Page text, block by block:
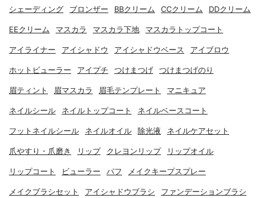
シェーディング ブロンザー BBクリーム CCクリーム DDクリーム
EEクリーム マスカラ マスカラ下地 マスカラトップコート
アイライナー アイシャドウ アイシャドウベース アイブロウ
ホットビューラー アイプチ つけまつげ つけまつげのり
眉ティント 眉マスカラ 眉毛テンプレート マニキュア
ネイルシール ネイルトップコート ネイルベースコート
フットネイルシール ネイルオイル 除光液 ネイルケアセット
爪やすり・爪磨き リップ クレヨンリップ リップオイル
リップコート ビューラー パフ メイクキープスプレー
メイクブラシセット アイシャドウブラシ ファンデーションブラシ